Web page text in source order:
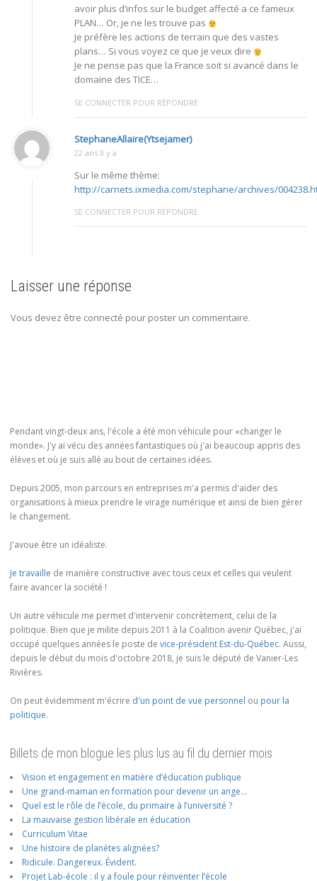
avoir plus d’infos sur le budget affecté a ce fameux
PLAN… Or, je ne les trouve pas
Je préfère les actions de terrain que des vastes
plans… Si vous voyez ce que je veux dire
Je ne pense pas que la France soit si avancé dans le
domaine des TICE…
SE CONNECTER POUR RÉPONDRE
StephaneAllaire(Ytsejamer)
22 ans Il y a
Sur le même thème:
http://carnets.ixmedia.com/stephane/archives/
SE CONNECTER POUR RÉPONDRE
Laisser une réponse
Vous devez être connecté pour poster un commentaire.
Pendant vingt-deux ans, l'école a été mon véhicule pour «changer le
monde». J'y ai vécu des années fantastiques où j'ai beaucoup appris des
élèves et où je suis allé au bout de certaines idées.
Depuis 2005, mon parcours en entreprises m'a permis d'aider des
organisations à mieux prendre le virage numérique et ainsi de bien gérer
le changement.
J'avoue être un idéaliste.
Je travaille de manière constructive avec tous ceux et celles qui veulent
faire avancer la société !
Un autre véhicule me permet d'intervenir concrètement, celui de la
politique. Bien que je milite depuis 2011 à la Coalition avenir Québec, j'ai
occupé quelques années le poste de vice-président Est-du-Québec. Aussi,
depuis le début du mois d'octobre 2018, je suis le député de Vanier-Les
Rivières.
On peut évidemment m'écrire d'un point de vue personnel ou pour la
politique.
Billets de mon blogue les plus lus au fil du dernier mois
Vision et engagement en matière d’éducation publique
Une grand-maman en formation pour devenir un ange…
Quel est le rôle de l’école, du primaire à l’université ?
La mauvaise gestion libérale en éducation
Curriculum Vitae
Une histoire de planètes alignées?
Ridicule. Dangereux. Évident.
Projet Lab-école : il y a foule pour réinventer l’école